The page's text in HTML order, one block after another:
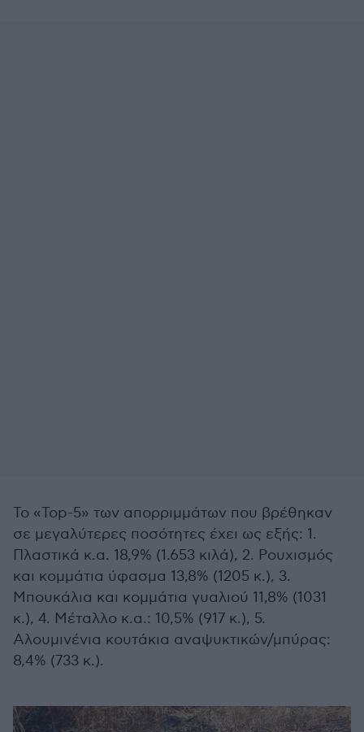
Το «Top-5» των απορριμμάτων που βρέθηκαν
σε μεγαλύτερες ποσότητες έχει ως εξής: 1.
Πλαστικά κ.α. 18,9% (1.653 κιλά), 2. Ρουχισμός
και κομμάτια ύφασμα 13,8% (1205 κ.), 3.
Μπουκάλια και κομμάτια γυαλιού 11,8% (1031
κ.), 4. Μέταλλο κ.α.: 10,5% (917 κ.), 5.
Αλουμινένια κουτάκια αναψυκτικών/μπύρας:
8,4% (733 κ.).